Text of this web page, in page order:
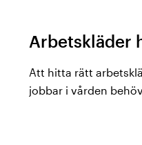
Arbetskläder
Att hitta rätt
jobbar i vården